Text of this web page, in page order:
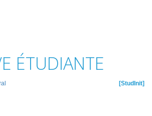
ÉTUDIANTE
StudInit